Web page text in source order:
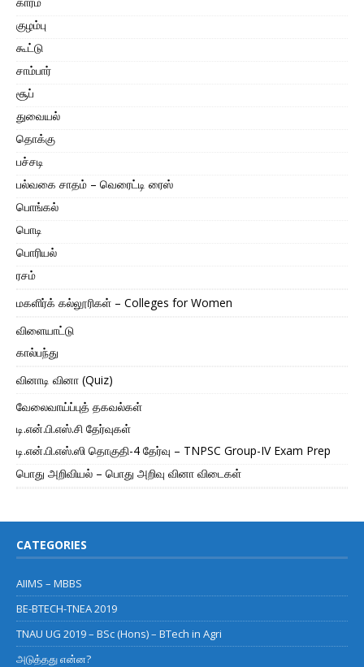
குழம்பு
கூட்டு
சாம்பார்
சூப்
துவையல்
தொக்கு
பச்சடி
பல்வகை சாதம் – வெரைட்டி ரைஸ்
பொங்கல்
பொடி
பொரியல்
ரசம்
மகளிர்க் கல்லூரிகள் – Colleges for Women
விளையாட்டு
கால்பந்து
வினாடி வினா (Quiz)
வேலைவாய்ப்புத் தகவல்கள்
டி.என்.பி.எஸ்.சி தேர்வுகள்
டி.என்.பி.எஸ்.ஸி தொகுதி-4 தேர்வு – TNPSC Group-IV Exam Prep
பொது அறிவியல் – பொது அறிவு வினா விடைகள்
CATEGORIES
AIIMS – MBBS
BE-BTECH-TNEA 2019
TNAU UG 2019 – BSc (Hons) – BTech in Agri
அடுத்தது என்ன?